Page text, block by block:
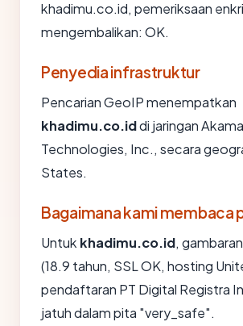
khadimu.co.id, pemeriksaan
mengembalikan: OK.
Penyedia infrastruktur
Pencarian GeoIP menempatkan
khadimu.co.iddi jaringan
Technologies, Inc., secara
States.
Bagaimana kami membaca
Untuk khadimu.co.id,
(18.9 tahun, SSL OK, hosting
pendaftaran PT Digital Registra
jatuh dalam pita "very_safe".